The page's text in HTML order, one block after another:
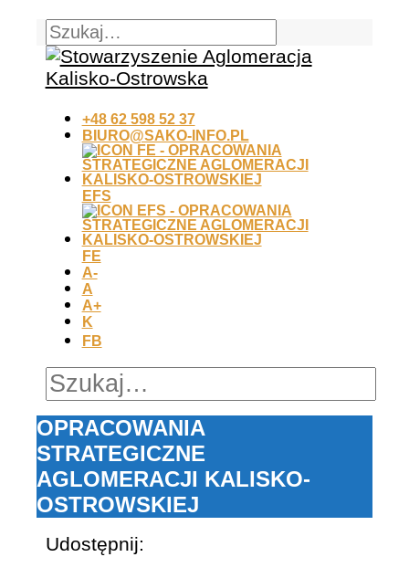
+48 62 598 52 37
BIURO@SAKO-INFO.PL
EFS
FE
A-
A
A+
K
FB
OPRACOWANIA
STRATEGICZNE
AGLOMERACJI KALISKO-
OSTROWSKIEJ
Udostępnij: